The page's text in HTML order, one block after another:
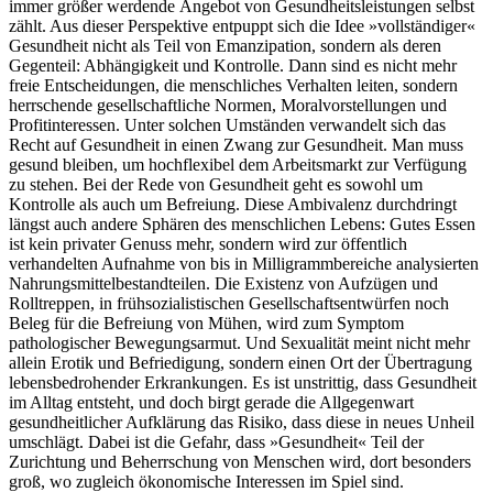
immer größer werdende Angebot von Gesundheitsleistungen selbst
zählt. Aus dieser Perspektive entpuppt sich die Idee »vollständiger«
Gesundheit nicht als Teil von Emanzipation, sondern als deren
Gegenteil: Abhängigkeit und Kontrolle. Dann sind es nicht mehr
freie Entscheidungen, die menschliches Verhalten leiten, sondern
herrschende gesellschaftliche Normen, Moralvorstellungen und
Profitinteressen. Unter solchen Umständen verwandelt sich das
Recht auf Gesundheit in einen Zwang zur Gesundheit. Man muss
gesund bleiben, um hochflexibel dem Arbeitsmarkt zur Verfügung
zu stehen. Bei der Rede von Gesundheit geht es sowohl um
Kontrolle als auch um Befreiung. Diese Ambivalenz durchdringt
längst auch andere Sphären des menschlichen Lebens: Gutes Essen
ist kein privater Genuss mehr, sondern wird zur öffentlich
verhandelten Aufnahme von bis in Milligrammbereiche analysierten
Nahrungsmittelbestandteilen. Die Existenz von Aufzügen und
Rolltreppen, in frühsozialistischen Gesellschaftsentwürfen noch
Beleg für die Befreiung von Mühen, wird zum Symptom
pathologischer Bewegungsarmut. Und Sexualität meint nicht mehr
allein Erotik und Befriedigung, sondern einen Ort der Übertragung
lebensbedrohender Erkrankungen. Es ist unstrittig, dass Gesundheit
im Alltag entsteht, und doch birgt gerade die Allgegenwart
gesundheitlicher Aufklärung das Risiko, dass diese in neues Unheil
umschlägt. Dabei ist die Gefahr, dass »Gesundheit« Teil der
Zurichtung und Beherrschung von Menschen wird, dort besonders
groß, wo zugleich ökonomische Interessen im Spiel sind.